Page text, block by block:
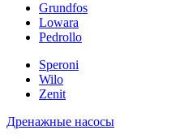
Grundfos
Lowara
Pedrollo
Speroni
Wilo
Zenit
Дренажные насосы